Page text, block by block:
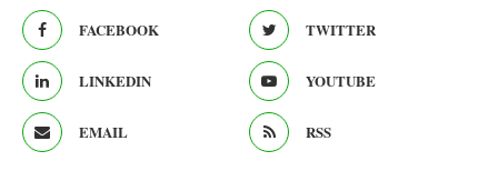
FACEBOOK TWITTER
LINKEDIN YOUTUBE
EMAIL RSS